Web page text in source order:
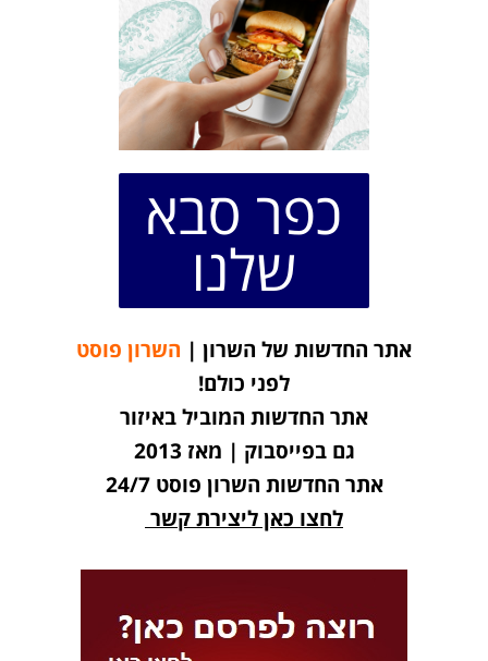
כפר סבא
שלנו
אתר החדשות של השרון | השרון פוסט
לפני כולם!
אתר החדשות המוביל באיזור
גם בפייסבוק | מאז 2013
אתר החדשות השרון פוסט 24/7
לחצו כאן ליצירת קשר